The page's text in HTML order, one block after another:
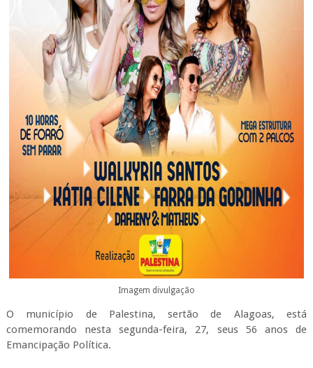
Imagem divulgação
O município de Palestina, sertão de Alagoas, está
comemorando nesta segunda-feira, 27, seus 56 anos de
Emancipação Política.